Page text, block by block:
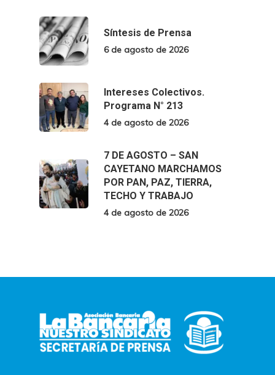
Síntesis de Prensa
6 de agosto de 2026
Intereses Colectivos.
Programa N° 213
4 de agosto de 2026
7 DE AGOSTO – SAN
CAYETANO MARCHAMOS
POR PAN, PAZ, TIERRA,
TECHO Y TRABAJO
4 de agosto de 2026